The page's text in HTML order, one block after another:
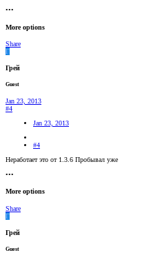
•••
More options
Share
Г
Грей
Guest
Jan 23, 2013
#4
Jan 23, 2013
#4
Неработает это от 1.3.6 Пробывал уже
•••
More options
Share
Г
Грей
Guest